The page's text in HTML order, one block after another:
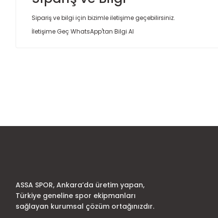
Sipariş ve bilgi için bizimle iletişime geçebilirsiniz.
İletişime Geç WhatsApp'tan Bilgi Al
Ürün bilgilerinde hatalar bulunuyor.
ASSA SPOR, Ankara’da üretim yapan,
Türkiye geneline spor ekipmanları
sağlayan kurumsal çözüm ortağınızdır.